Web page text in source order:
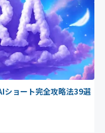
ショート完全攻略法39選